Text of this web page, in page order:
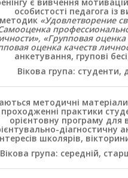
особистості педагога із
методик «Удовлетворение
«Групповая оценка
оценка качеств
анкетування, групові
Вікова група: студенти,
методичні
практики
орієнтовну програму для
діагностичну
школярів,
Вікова група: середній,